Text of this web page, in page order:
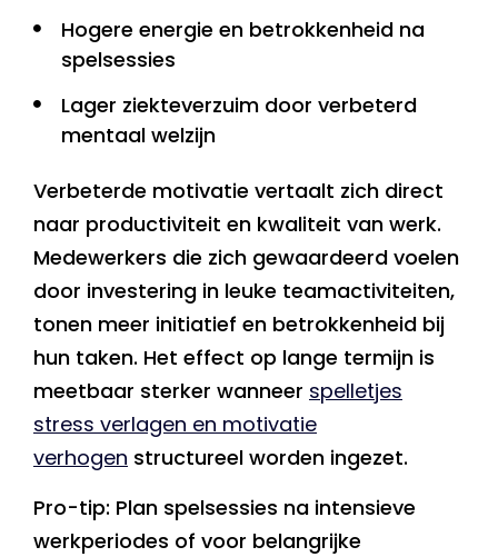
Hogere energie en betrokkenheid na
spelsessies
Lager ziekteverzuim door verbeterd
mentaal welzijn
Verbeterde motivatie vertaalt zich direct
naar productiviteit en kwaliteit van werk.
Medewerkers die zich gewaardeerd voelen
door investering in leuke teamactiviteiten,
tonen meer initiatief en betrokkenheid bij
hun taken. Het effect op lange termijn is
meetbaar sterker wanneer spelletjes
stress verlagen en motivatie
verhogen structureel worden ingezet.
Pro-tip: Plan spelsessies na intensieve
werkperiodes of voor belangrijke